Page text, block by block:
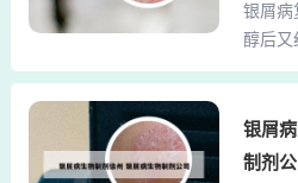
性，
睡眠因
出现...
吃，以
治。2
的环境
银屑病
内流失
银屑病
醇后又
但是...
况，使
痒、肿
银屑
制剂